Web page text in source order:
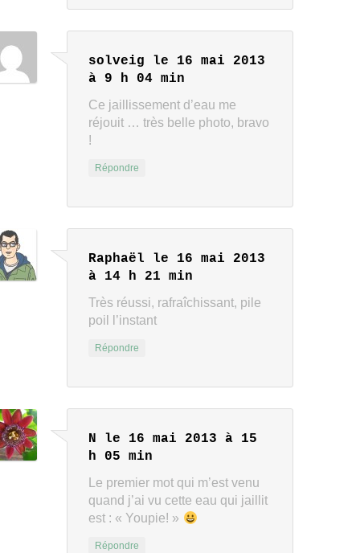
solveig
le 16 mai 2013
à 9 h 04 min
Ce jaillissement d’eau me
réjouit … très belle photo, bravo
!
Répondre
Raphaël
le 16 mai 2013
à 14 h 21 min
Très réussi, rafraîchissant, pile
poil l’instant
Répondre
N
le 16 mai 2013 à 15
h 05 min
Le premier mot qui m’est venu
quand j’ai vu cette eau qui jaillit
est : « Youpie! »
Répondre